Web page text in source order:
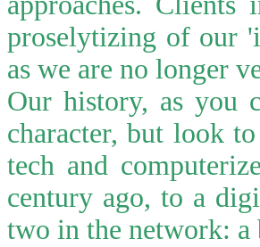
proselytizing of our
as we are no longer
Our history, as you
character, but look
tech and
century ago, to a
two in the network: